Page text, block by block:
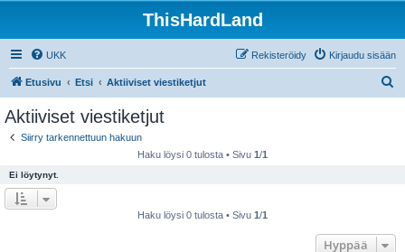
ThisHardLand
UKK Kirjaudu sisään
Rekisteröidy
Etusivu Etsi Aktiiviset viestiketjut
Aktiiviset viestiketjut
Siirry tarkennettuun hakuun
Haku löysi 0 tulosta • Sivu 1/1
Ei löytynyt.
Haku löysi 0 tulosta • Sivu 1/1
Hyppää